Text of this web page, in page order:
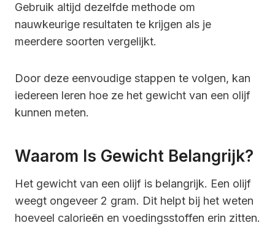
Gebruik altijd dezelfde methode om
nauwkeurige resultaten te krijgen als je
meerdere soorten vergelijkt.
Door deze eenvoudige stappen te volgen, kan
iedereen leren hoe ze het gewicht van een olijf
kunnen meten.
Waarom Is Gewicht Belangrijk?
Het gewicht van een olijf is belangrijk. Een olijf
weegt ongeveer 2 gram. Dit helpt bij het weten
hoeveel calorieën en voedingsstoffen erin zitten.